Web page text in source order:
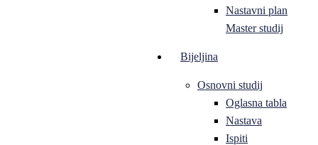
Nastavni plan
Master studij
Bijeljina
Osnovni studij
Oglasna tabla
Nastava
Ispiti